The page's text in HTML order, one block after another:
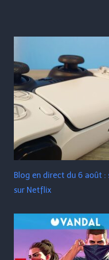
Blog en direct du 6 août :
sur Netflix